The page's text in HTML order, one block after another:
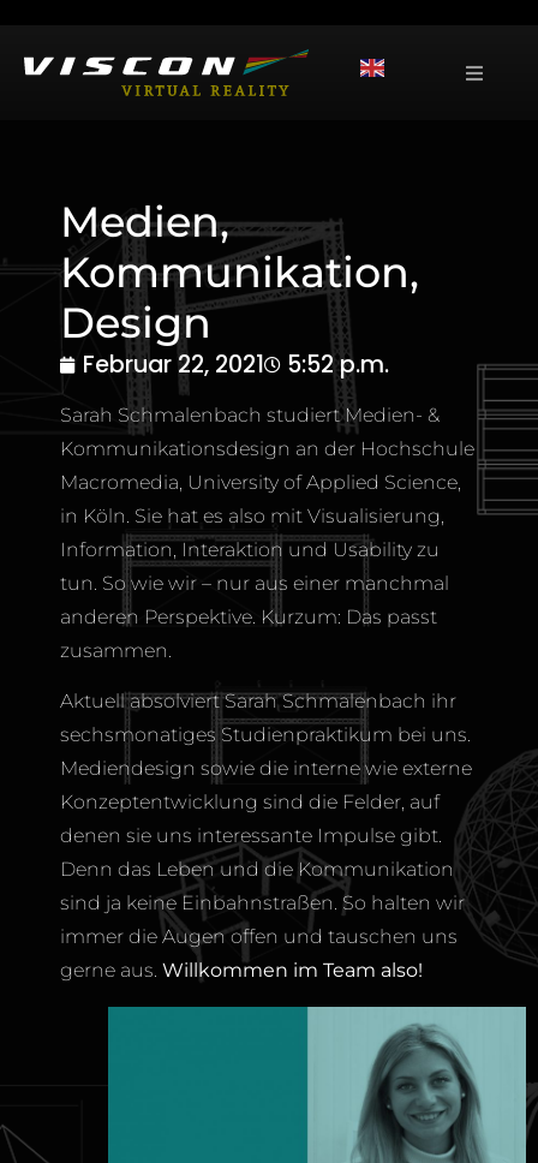
Medien,
Kommunikation,
Design
Februar 22, 2021 5:52 p.m.
Sarah Schmalenbach studiert Medien- &
Kommunikationsdesign an der Hochschule
Macromedia, University of Applied Science,
in Köln. Sie hat es also mit Visualisierung,
Information, Interaktion und Usability zu
tun. So wie wir – nur aus einer manchmal
anderen Perspektive. Kurzum: Das passt
zusammen.
Aktuell absolviert Sarah Schmalenbach ihr
sechsmonatiges Studienpraktikum bei uns.
Mediendesign sowie die interne wie externe
Konzeptentwicklung sind die Felder, auf
denen sie uns interessante Impulse gibt.
Denn das Leben und die Kommunikation
sind ja keine Einbahnstraßen. So halten wir
immer die Augen offen und tauschen uns
gerne aus. Willkommen im Team also!